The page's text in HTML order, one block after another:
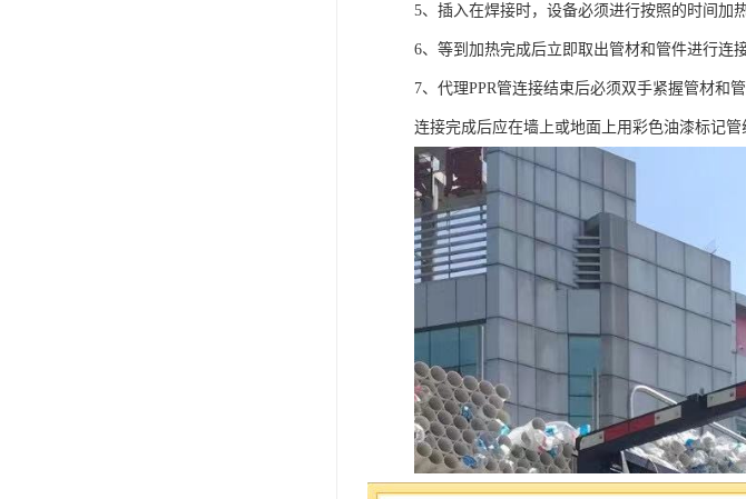
5、插入在焊接时，设备必须进行按照的时间加
6、等到加热完成后立即取出管材和管件进行连
7、代理PPR管连接结束后必须双手紧握管材和
连接完成后应在墙上或地面上用彩色油漆标记管